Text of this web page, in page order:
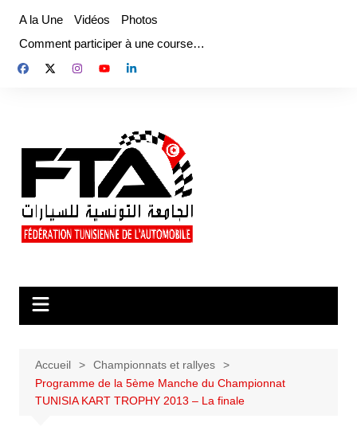
contenu
A la Une Vidéos
Photos
Comment participer à une course…
Accueil
Championnats et rallyes
Programme de la 5ème Manche du Championnat
TUNISIA KART TROPHY 2013 – La finale